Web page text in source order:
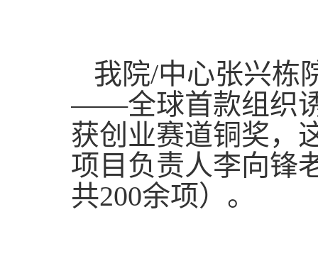
我院/中心张兴栋
——全球首款组织诱
获创业赛道铜奖，
项目负责人李向锋
共200余项）。